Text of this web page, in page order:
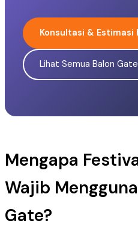
Konsultasi & Estimasi
Lihat Semua Balon Gate
Mengapa
Wajib
Gate?